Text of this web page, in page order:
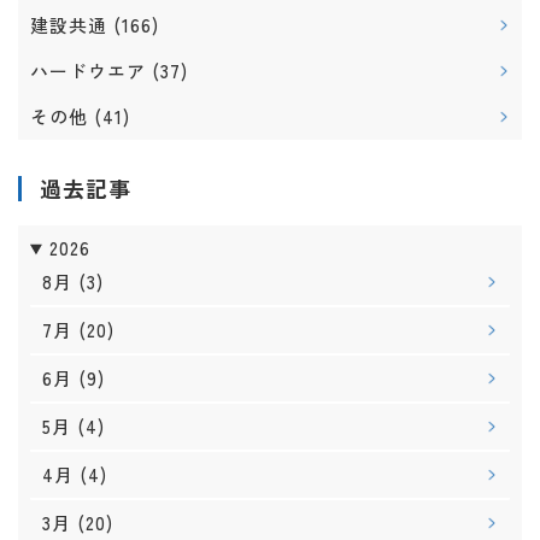
建設共通 (166)
ハードウエア (37)
その他 (41)
過去記事
2026
8月 (3)
7月 (20)
6月 (9)
5月 (4)
4月 (4)
3月 (20)